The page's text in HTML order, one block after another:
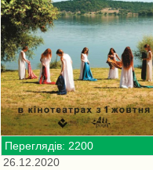
Переглядів: 2200
26.12.2020